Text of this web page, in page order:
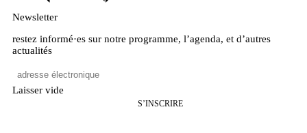
Newsletter
restez informé·es sur notre programme, l’agenda, et d’autres
actualités
Laisser vide
S’INSCRIRE